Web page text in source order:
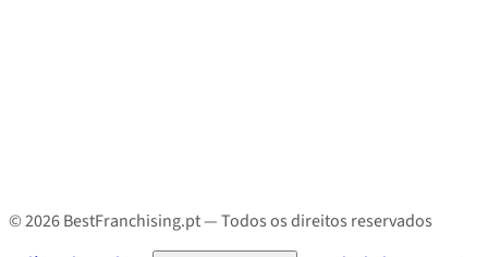
© 2026 BestFranchising.pt — Todos os direitos reservados